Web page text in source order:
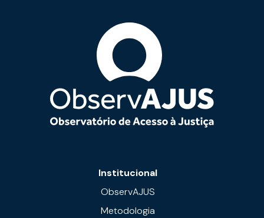
Institucional
ObservAJUS
Metodologia